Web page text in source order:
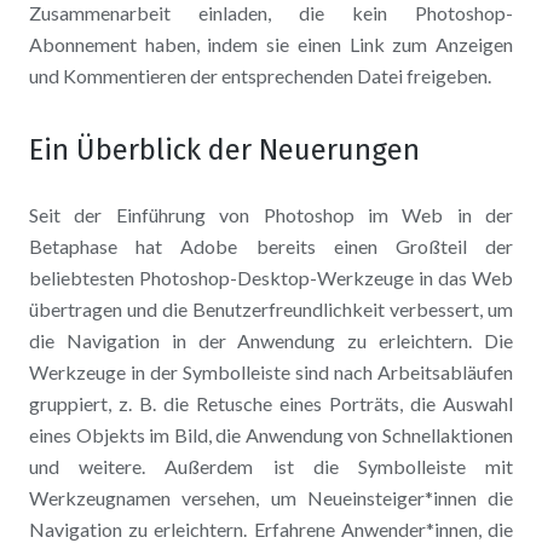
Zusammenarbeit einladen, die kein Photoshop-
Abonnement haben, indem sie einen Link zum Anzeigen
und Kommentieren der entsprechenden Datei freigeben.
Ein Überblick der Neuerungen
Seit der Einführung von Photoshop im Web in der
Betaphase hat Adobe bereits einen Großteil der
beliebtesten Photoshop-Desktop-Werkzeuge in das Web
übertragen und die Benutzerfreundlichkeit verbessert, um
die Navigation in der Anwendung zu erleichtern. Die
Werkzeuge in der Symbolleiste sind nach Arbeitsabläufen
gruppiert, z. B. die Retusche eines Porträts, die Auswahl
eines Objekts im Bild, die Anwendung von Schnellaktionen
und weitere. Außerdem ist die Symbolleiste mit
Werkzeugnamen versehen, um Neueinsteiger*innen die
Navigation zu erleichtern. Erfahrene Anwender*innen, die